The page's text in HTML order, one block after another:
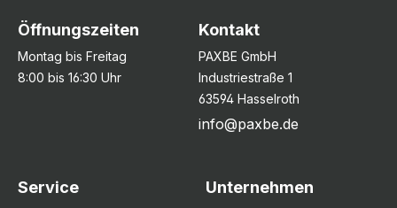
Öffnungszeiten
Montag bis Freitag
8:00 bis 16:30 Uhr
Kontakt
PAXBE GmbH
Industriestraße 1
63594 Hasselroth
info@paxbe.de
Service Unternehmen